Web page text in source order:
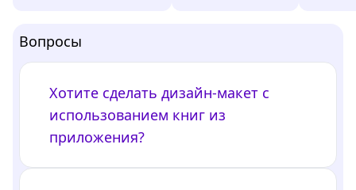
Вопросы
Хотите сделать дизайн-макет с
использованием книг из
приложения?